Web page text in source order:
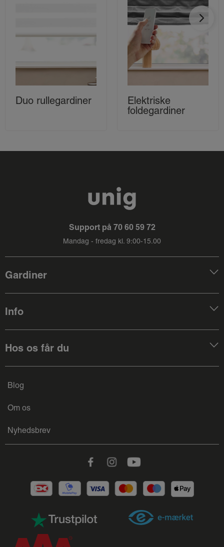
Duo rullegardiner
Elektriske
foldegardiner
Support på 70 60 59 72
Mandag - fredag kl. 9:00-15.00
Gardiner
Info
Hos os får du
Blog
Om os
Nyhedsbrev
FacebookInstagramYoutube